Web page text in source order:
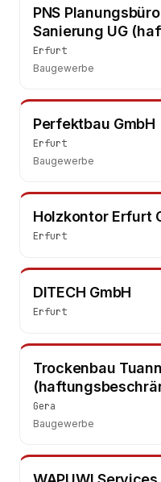
PNS
Sanierung UG
Erfurt
Baugewerbe
Perfektbau GmbH
Erfurt
Baugewerbe
Holzkontor Erfurt
Erfurt
DITECH GmbH
Erfurt
Trockenbau
Gera
Baugewerbe